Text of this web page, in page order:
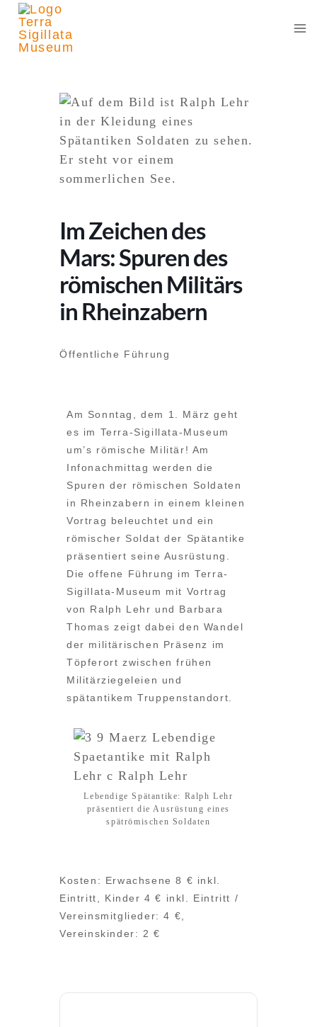
Zum
Inhalt
springen
Im Zeichen des
Mars: Spuren des
römischen Militärs
in Rheinzabern
Öffentliche Führung
Am Sonntag, dem 1. März geht
es im Terra-Sigillata-Museum
um’s römische Militär! Am
Infonachmittag werden die
Spuren der römischen Soldaten
in Rheinzabern in einem kleinen
Vortrag beleuchtet und ein
römischer Soldat der Spätantike
präsentiert seine Ausrüstung.
Die offene Führung im Terra-
Sigillata-Museum mit Vortrag
von Ralph Lehr und Barbara
Thomas zeigt dabei den Wandel
der militärischen Präsenz im
Töpferort zwischen frühen
Militärziegeleien und
spätantikem Truppenstandort.
Lebendige Spätantike: Ralph Lehr
präsentiert die Ausrüstung eines
spätrömischen Soldaten
Kosten: Erwachsene 8 € inkl.
Eintritt, Kinder 4 € inkl. Eintritt /
Vereinsmitglieder: 4 €,
Vereinskinder: 2 €